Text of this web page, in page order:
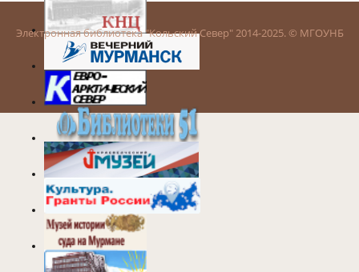
Электронная библиотека "Кольский Север" 2014-2025. © МГОУНБ